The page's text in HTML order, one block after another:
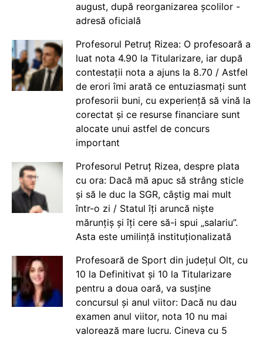
august, după reorganizarea școlilor -
adresă oficială
Profesorul Petruț Rizea: O profesoară a
luat nota 4.90 la Titularizare, iar după
contestații nota a ajuns la 8.70 / Astfel
de erori îmi arată ce entuziasmați sunt
profesorii buni, cu experiență să vină la
corectat și ce resurse financiare sunt
alocate unui astfel de concurs
important
Profesorul Petruț Rizea, despre plata
cu ora: Dacă mă apuc să strâng sticle
și să le duc la SGR, câștig mai mult
într-o zi / Statul îți aruncă niște
mărunțiș și îți cere să-i spui „salariu”.
Asta este umilință instituționalizată
Profesoară de Sport din județul Olt, cu
10 la Definitivat și 10 la Titularizare
pentru a doua oară, va susține
concursul și anul viitor: Dacă nu dau
examen anul viitor, nota 10 nu mai
valorează mare lucru. Cineva cu 5